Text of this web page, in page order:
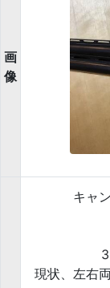
画
像
キャ
現状、左右